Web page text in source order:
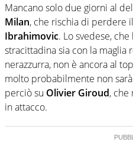
Mancano solo due giorni al
Milan, che rischia di perdere
Ibrahimovic. Lo svedese,
stracittadina sia con la maglia
nerazzurra, non è ancora al
molto probabilmente non
perciò su Olivier Giroud, che
in attacco.